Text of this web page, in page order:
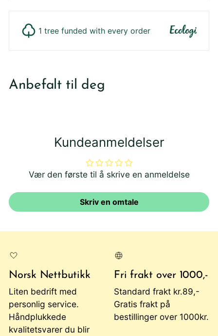
1 tree funded with every order
produktet
iAnbefalt til deg
Kundeanmeldelser
Vær den første til å skrive en anmeldelse
Skriv en omtale
Norsk Nettbutikk
Liten bedrift med
personlig service.
Håndplukkede
kvalitetsvarer du blir
Fri frakt over 1000,-
Standard frakt kr.89,-
Gratis frakt på
bestillinger over 1000kr.